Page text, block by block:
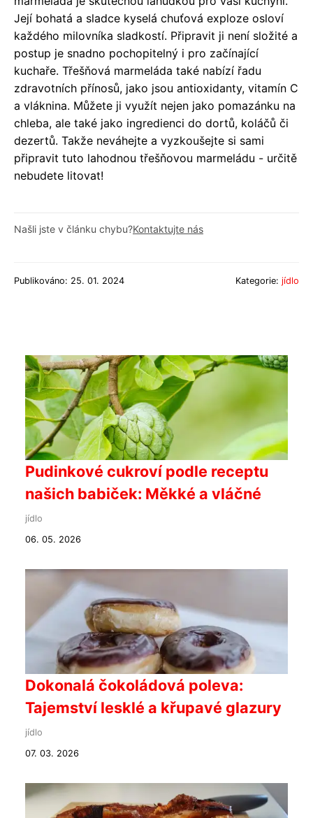
Její bohatá a sladce kyselá chuťová exploze osloví
každého milovníka sladkostí. Připravit ji není složité a
postup je snadno pochopitelný i pro začínající
kuchaře. Třešňová marmeláda také nabízí řadu
zdravotních přínosů, jako jsou antioxidanty, vitamín C
a vláknina. Můžete ji využít nejen jako pomazánku na
chleba, ale také jako ingredienci do dortů, koláčů či
dezertů. Takže neváhejte a vyzkoušejte si sami
připravit tuto lahodnou třešňovou marmeládu - určitě
nebudete litovat!
Našli jste v článku chybu?Kontaktujte nás
Publikováno: 25. 01. 2024 Kategorie: jídlo
Pudinkové cukroví podle receptu
našich babiček: Měkké a vláčné
jídlo
06. 05. 2026
Dokonalá čokoládová poleva:
Tajemství lesklé a křupavé glazury
jídlo
07. 03. 2026